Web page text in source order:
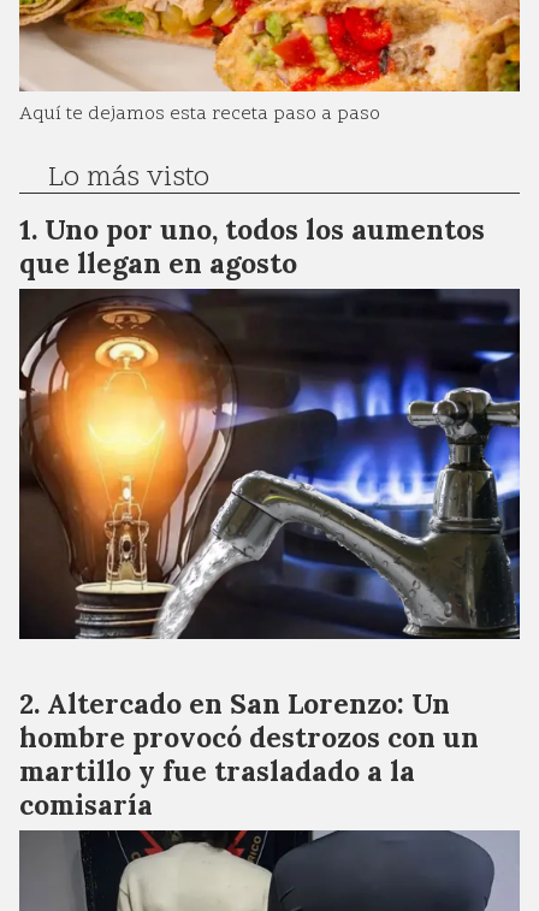
Aquí te dejamos esta receta paso a paso
Lo más visto
Uno por uno, todos los aumentos
que llegan en agosto
Altercado en San Lorenzo: Un
hombre provocó destrozos con un
martillo y fue trasladado a la
comisaría